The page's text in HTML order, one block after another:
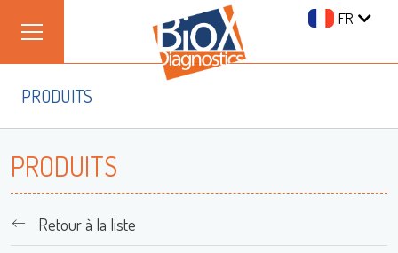
FR
PRODUITS
PRODUITS
Retour à la liste